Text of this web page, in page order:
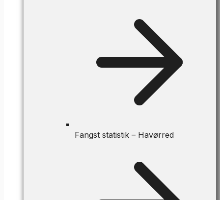
Fangst statistik – Havørred